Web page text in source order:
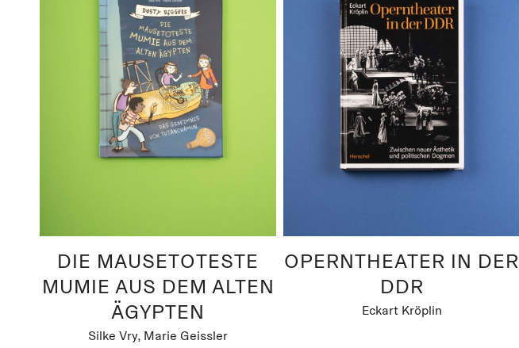
DIE MAUSETOTESTE
MUMIE AUS DEM ALTEN
ÄGYPTEN
Silke Vry, Marie Geissler
OPERNTHEATER IN DER
DDR
Eckart Kröplin